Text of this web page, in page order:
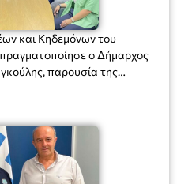
και Κηδεμόνων του
ο Δήμαρχος
παρουσία της
Μαριάννας Χαΐτα.